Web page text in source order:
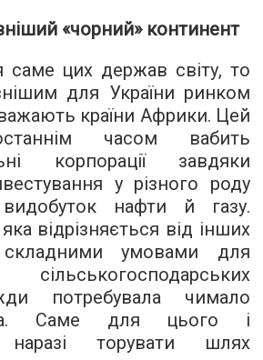
«чорний» континент
саме цих держав світу, то
для України ринком
країни Африки. Цей
часом вабить
корпорації завдяки
у різного роду
видобуток нафти й газу.
відрізняється від інших
умовами для
потребувала чимало
Саме для цього і
наразі торувати шлях